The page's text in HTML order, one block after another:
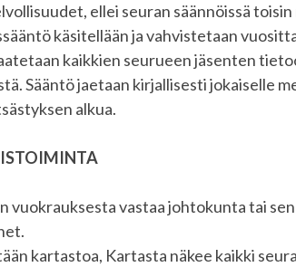
ellei seuran säännöissä toisin
käsitellään ja vahvistetaan
kaikkien seurueen jäsenten
Sääntö jaetaan kirjallisesti jokaiselle
alkua.
vuokrauksesta vastaa johtokunta tai
kartastoa, Kartasta näkee kaikki